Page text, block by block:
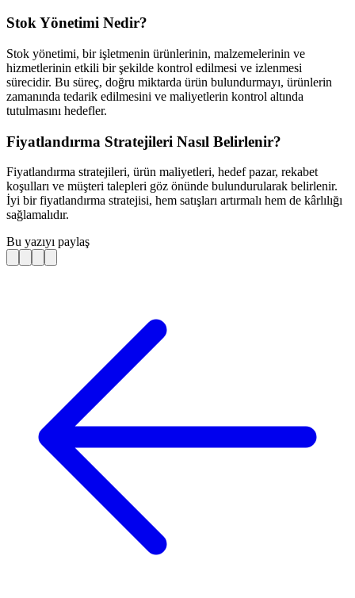
Stok Yönetimi Nedir?
Stok yönetimi, bir işletmenin ürünlerinin, malzemelerinin ve
hizmetlerinin etkili bir şekilde kontrol edilmesi ve izlenmesi
sürecidir. Bu süreç, doğru miktarda ürün bulundurmayı, ürünlerin
zamanında tedarik edilmesini ve maliyetlerin kontrol altında
tutulmasını hedefler.
Fiyatlandırma Stratejileri Nasıl Belirlenir?
Fiyatlandırma stratejileri, ürün maliyetleri, hedef pazar, rekabet
koşulları ve müşteri talepleri göz önünde bulundurularak belirlenir.
İyi bir fiyatlandırma stratejisi, hem satışları artırmalı hem de kârlılığı
sağlamalıdır.
Bu yazıyı paylaş